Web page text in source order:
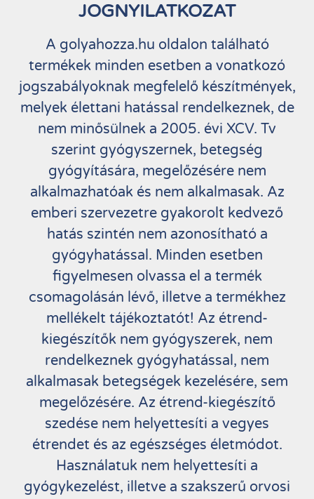
JOGNYILATKOZAT
A golyahozza.hu oldalon található
termékek minden esetben a vonatkozó
jogszabályoknak megfelelő készítmények,
melyek élettani hatással rendelkeznek, de
nem minősülnek a 2005. évi XCV. Tv
szerint gyógyszernek, betegség
gyógyítására, megelőzésére nem
alkalmazhatóak és nem alkalmasak. Az
emberi szervezetre gyakorolt kedvező
hatás szintén nem azonosítható a
gyógyhatással. Minden esetben
figyelmesen olvassa el a termék
csomagolásán lévő, illetve a termékhez
mellékelt tájékoztatót! Az étrend-
kiegészítők nem gyógyszerek, nem
rendelkeznek gyógyhatással, nem
alkalmasak betegségek kezelésére, sem
megelőzésére. Az étrend-kiegészítő
szedése nem helyettesíti a vegyes
étrendet és az egészséges életmódot.
Használatuk nem helyettesíti a
gyógykezelést, illetve a szakszerű orvosi